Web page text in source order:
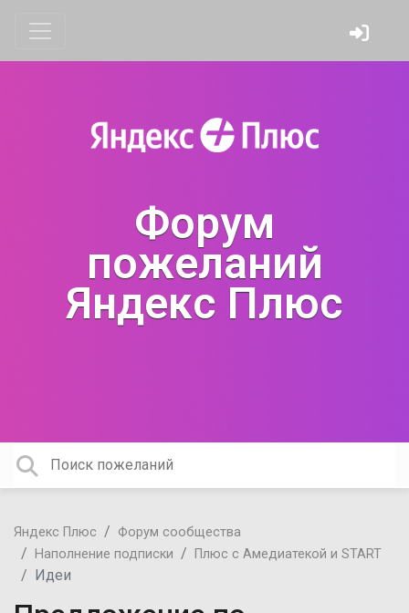
Форум
пожеланий
Яндекс Плюс
Яндекс Плюс
Форум сообщества
Наполнение подписки
Плюс с Амедиатекой и START
Идеи